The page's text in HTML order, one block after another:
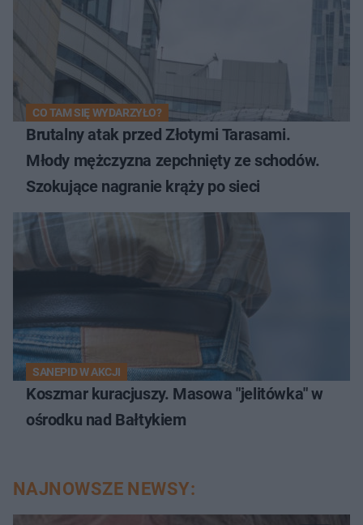
CO TAM SIĘ WYDARZYŁO?
Brutalny atak przed Złotymi Tarasami.
Młody mężczyzna zepchnięty ze schodów.
Szokujące nagranie krąży po sieci
SANEPID W AKCJI
Koszmar kuracjuszy. Masowa "jelitówka" w
ośrodku nad Bałtykiem
NAJNOWSZE NEWSY: